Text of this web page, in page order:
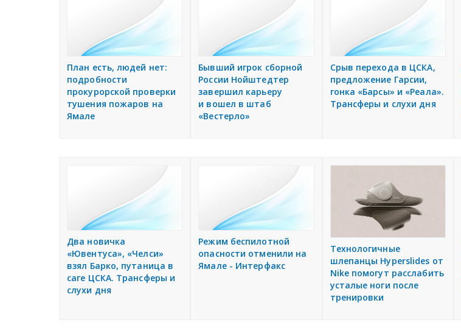
План есть, людей нет:
подробности
прокурорской проверки
тушения пожаров на
Ямале
Бывший игрок сборной
России Нойштедтер
завершил карьеру
и вошел в штаб
«Вестерло»
Срыв перехода в ЦСКА,
предложение Гарсии,
гонка «Барсы» и «Реала».
Трансферы и слухи дня
Два новичка
«Ювентуса», «Челси»
взял Барко, путаница в
саге ЦСКА. Трансферы и
слухи дня
Режим беспилотной
опасности отменили на
Ямале - Интерфакс
Технологичные
шлепанцы Hyperslides от
Nike помогут расслабить
усталые ноги после
тренировки